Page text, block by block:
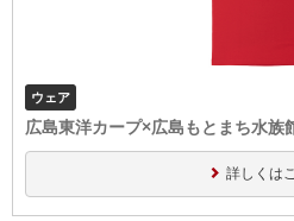
ウェア
広島東洋カープ×広島もとまち水
詳しくは